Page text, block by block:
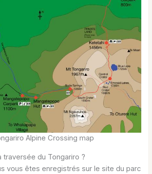
Alpine Crossing map
traversée du Tongariro ?
vous êtes enregistrés sur le site du parc